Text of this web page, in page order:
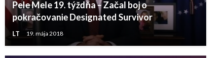
Pele Mele 19. týždňa – Začal boj o
pokračovanie Designated Survivor
LT 19. mája 2018